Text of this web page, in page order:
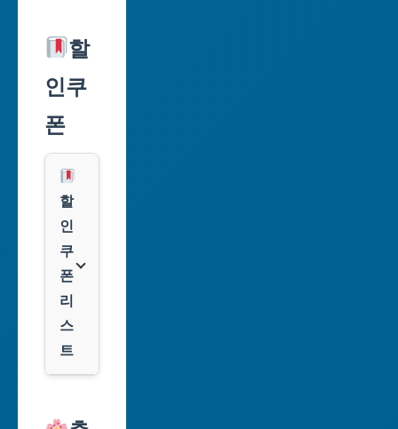
울
특
별
부
산
광
역
시
대
할
인쿠
폰
할
인
쿠
폰
리
스
트
리